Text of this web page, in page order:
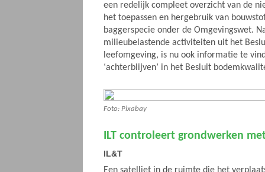
een redelijk compleet overzicht van de
het toepassen en hergebruik van
baggerspecie onder de Omgevingswet.
milieubelastende activiteiten uit het
leefomgeving, is nu ook informatie te
‘achterblijven’ in het Besluit
Foto: Pixabay
ILT controleert grondwerken
IL&T